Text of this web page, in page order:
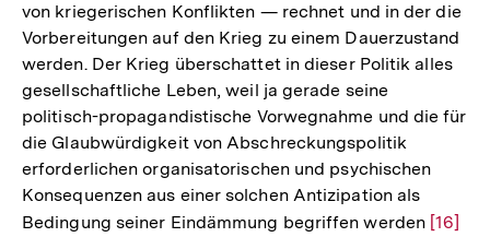
von kriegerischen Konflikten — rechnet und in der die
Vorbereitungen auf den Krieg zu einem Dauerzustand
werden. Der Krieg überschattet in dieser Politik alles
gesellschaftliche Leben, weil ja gerade seine
politisch-propagandistische Vorwegnahme und die für
die Glaubwürdigkeit von Abschreckungspolitik
erforderlichen organisatorischen und psychischen
Konsequenzen aus einer solchen Antizipation als
Bedingung seiner Eindämmung begriffen werden Zur
[16]